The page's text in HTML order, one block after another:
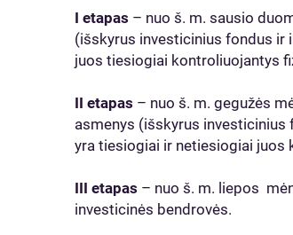
I etapas – nuo š. m. sausio
(išskyrus investicinius fondus ir
juos tiesiogiai kontroliuojantys
II etapas – nuo š. m. gegužės
asmenys (išskyrus investicinius
yra tiesiogiai ir netiesiogiai juos
III etapas – nuo š. m. liepos
investicinės bendrovės.